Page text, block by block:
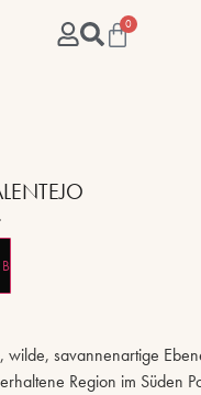
0
wilde, savannenartige
Region im Süden